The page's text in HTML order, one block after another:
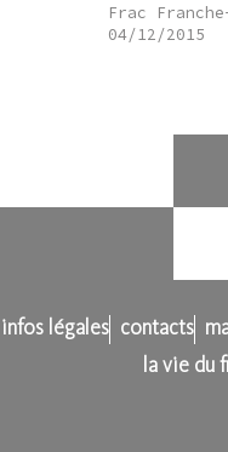
Frac
04/12/2015
infos légales contacts
la vie du